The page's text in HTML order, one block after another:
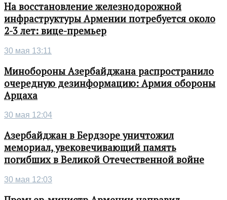
На восстановление железнодорожной
инфраструктуры Армении потребуется около
2-3 лет: вице-премьер
30 мая 13:11
Минобороны Азербайджана распространило
очередную дезинформацию: Армия обороны
Арцаха
30 мая 12:04
Азербайджан в Бердзоре уничтожил
мемориал, увековечивающий память
погибших в Великой Отечественной войне
30 мая 12:03